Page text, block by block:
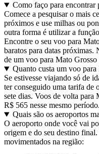
Como faço para encontrar
Comece a pesquisar o mais
próximos e use milhas ou
outra forma é utilizar a
Encontre o seu voo para
baratos para datas próximas.
de um voo para Mato
Quanto custa um voo
Se estivesse viajando só de
ter conseguido uma tarifa de
sete dias. Voos de volta para
R$ 565 nesse mesmo período.
Quais são os aeroportos
O aeroporto onde você vai
origem e do seu destino
movimentados na região: